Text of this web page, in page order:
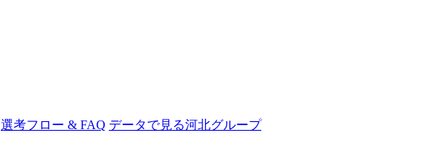
選考フロー & FAQ データで見る河北グループ